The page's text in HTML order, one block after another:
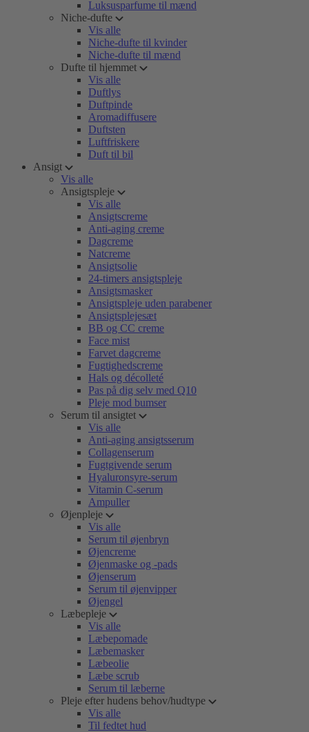
Luksusparfume til mænd
Niche-dufte
Vis alle
Niche-dufte til kvinder
Niche-dufte til mænd
Dufte til hjemmet
Vis alle
Duftlys
Duftpinde
Aromadiffusere
Duftsten
Luftfriskere
Duft til bil
Ansigt
Vis alle
Ansigtspleje
Vis alle
Ansigtscreme
Anti-aging creme
Dagcreme
Natcreme
Ansigtsolie
24-timers ansigtspleje
Ansigtsmasker
Ansigtspleje uden parabener
Ansigtsplejesæt
BB og CC creme
Face mist
Farvet dagcreme
Fugtighedscreme
Hals og décolleté
Pas på dig selv med Q10
Pleje mod bumser
Serum til ansigtet
Vis alle
Anti-aging ansigtsserum
Collagenserum
Fugtgivende serum
Hyaluronsyre-serum
Vitamin C-serum
Ampuller
Øjenpleje
Vis alle
Serum til øjenbryn
Øjencreme
Øjenmaske og -pads
Øjenserum
Serum til øjenvipper
Øjengel
Læbepleje
Vis alle
Læbepomade
Læbemasker
Læbeolie
Læbe scrub
Serum til læberne
Pleje efter hudens behov/hudtype
Vis alle
Til fedtet hud